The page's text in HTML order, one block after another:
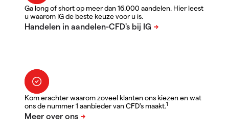
Ga long of short op meer dan 16.000 aandelen. Hier leest
u waarom IG de beste keuze voor u is.
Kom erachter waarom zoveel klanten ons kiezen en wat
ons de nummer 1 aanbieder van CFD's maakt.1